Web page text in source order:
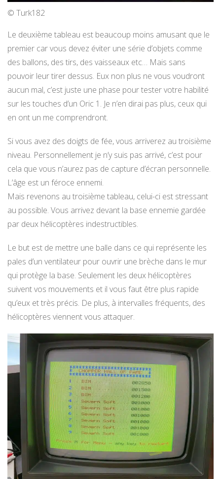
© Turk182
Le deuxième tableau est beaucoup moins amusant que le
premier car vous devez éviter une série d’objets comme
des ballons, des tirs, des vaisseaux etc… Mais sans
pouvoir leur tirer dessus. Eux non plus ne vous voudront
aucun mal, c’est juste une phase pour tester votre habilité
sur les touches d’un Oric 1. Je n’en dirai pas plus, ceux qui
en ont un me comprendront.
Si vous avez des doigts de fée, vous arriverez au troisième
niveau. Personnellement je n’y suis pas arrivé, c’est pour
cela que vous n’aurez pas de capture d’écran personnelle.
L’âge est un féroce ennemi.
Mais revenons au troisième tableau, celui-ci est stressant
au possible. Vous arrivez devant la base ennemie gardée
par deux hélicoptères indestructibles.
Le but est de mettre une balle dans ce qui représente les
pales d’un ventilateur pour ouvrir une brèche dans le mur
qui protège la base. Seulement les deux hélicoptères
suivent vos mouvements et il vous faut être plus rapide
qu’eux et très précis. De plus, à intervalles fréquents, des
hélicoptères viennent vous attaquer.